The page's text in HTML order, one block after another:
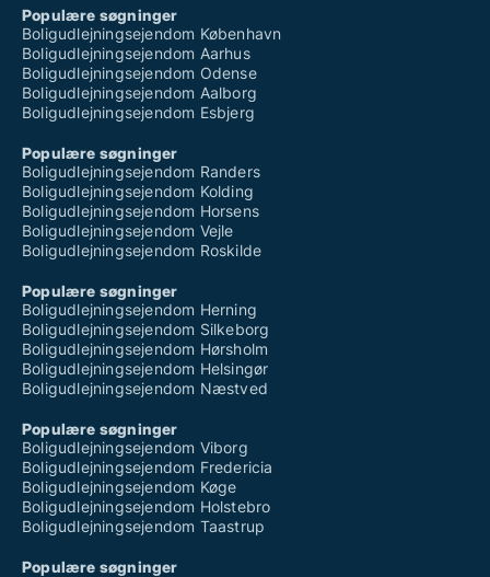
Populære søgninger
Boligudlejningsejendom København
Boligudlejningsejendom Aarhus
Boligudlejningsejendom Odense
Boligudlejningsejendom Aalborg
Boligudlejningsejendom Esbjerg
Populære søgninger
Boligudlejningsejendom Randers
Boligudlejningsejendom Kolding
Boligudlejningsejendom Horsens
Boligudlejningsejendom Vejle
Boligudlejningsejendom Roskilde
Populære søgninger
Boligudlejningsejendom Herning
Boligudlejningsejendom Silkeborg
Boligudlejningsejendom Hørsholm
Boligudlejningsejendom Helsingør
Boligudlejningsejendom Næstved
Populære søgninger
Boligudlejningsejendom Viborg
Boligudlejningsejendom Fredericia
Boligudlejningsejendom Køge
Boligudlejningsejendom Holstebro
Boligudlejningsejendom Taastrup
Populære søgninger